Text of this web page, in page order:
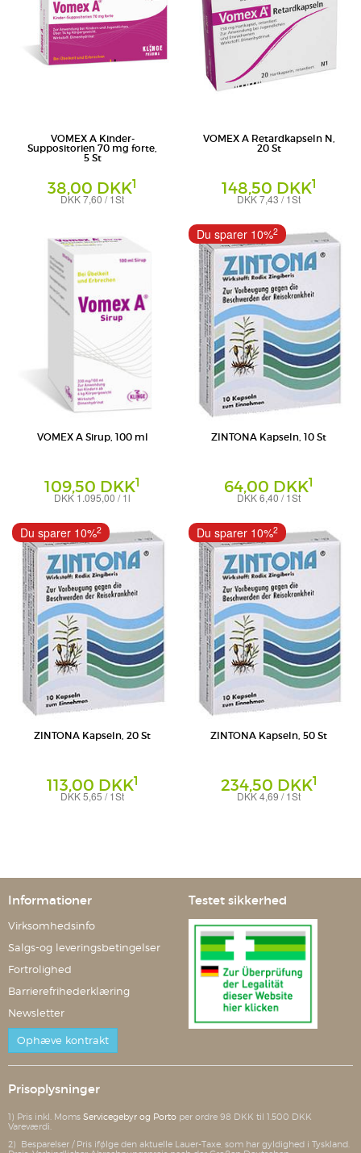
VOMEX A Kinder-
Suppositorien 70 mg forte,
5 St
38,00 DKK1
DKK 7,60 / 1St
VOMEX A Retardkapseln N,
20 St
148,50 DKK1
DKK 7,43 / 1St
Klinge Pharma GmbH
VOMEX A Sirup, 100 ml
109,50 DKK1
DKK 1.095,00 / 1l
Klinge Pharma GmbH
ZINTONA Kapseln, 10 St
64,00 DKK1
DKK 6,40 / 1St
Grünwalder Gesundheitsprodukte GmbH
Du sparer 10%2
ZINTONA Kapseln, 20 St
113,00 DKK1
DKK 5,65 / 1St
Du sparer 10%2
ZINTONA Kapseln, 50 St
234,50 DKK1
DKK 4,69 / 1St
Du sparer 10%2
Informationer
Virksomhedsinfo
Salgs-og leveringsbetingelser
Fortrolighed
Barrierefrihederklæring
Newsletter
Ophæve kontrakt
Testet sikkerhed
Prisoplysninger
1) Pris inkl. Moms Servicegebyr og Porto per ordre 98 DKK til 1.500 DKK
Vareværdi.
2) Besparelser / Pris ifølge den aktuelle Lauer-Taxe, som har gyldighed i Tyskland.